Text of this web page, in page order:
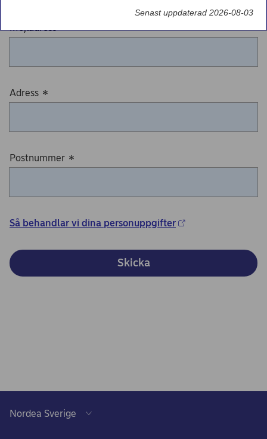
Mejladress*
Adress *
Postnummer *
Så behandlar vi dina personuppgifter
Skicka
Senast uppdaterad 2026-08-03